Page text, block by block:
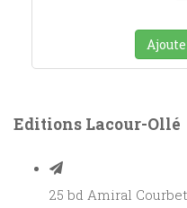
Editions Lacour-Ollé
25 bd Amiral